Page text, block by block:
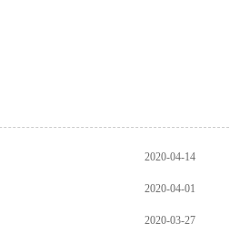
2020-04-14
2020-04-01
2020-03-27